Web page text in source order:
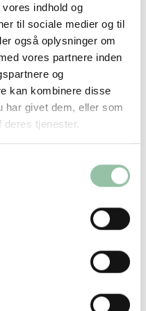
indhold og
til sociale medier og til
også oplysninger om
vores partnere inden
og
kan kombinere disse
har givet dem, eller som
deres tjenester.
er den
ud fra fire
sikker og sund
alle
overfor klima og
ind, når
ser ud til at
til at betale